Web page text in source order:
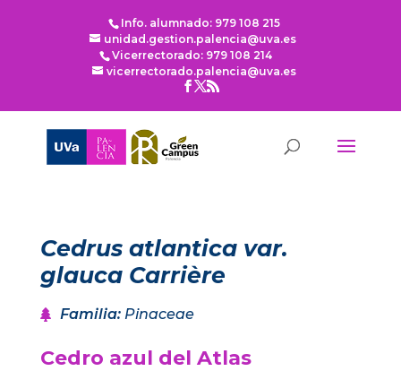
Info. alumnado: 979 108 215
unidad.gestion.palencia@uva.es
Vicerrectorado: 979 108 214
vicerrectorado.palencia@uva.es
Cedrus atlantica var.
glauca Carrière
Familia: Pinaceae
Cedro azul del Atlas